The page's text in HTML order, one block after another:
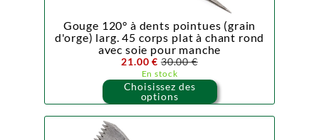
Gouge 120° à dents pointues (grain
d'orge) larg. 45 corps plat à chant rond
avec soie pour manche
21.00 € 30.00 €
En stock
Choisissez des
options